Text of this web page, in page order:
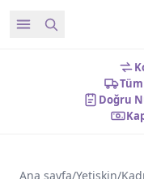
Doğru
Ana sayfa/Yetişkin/